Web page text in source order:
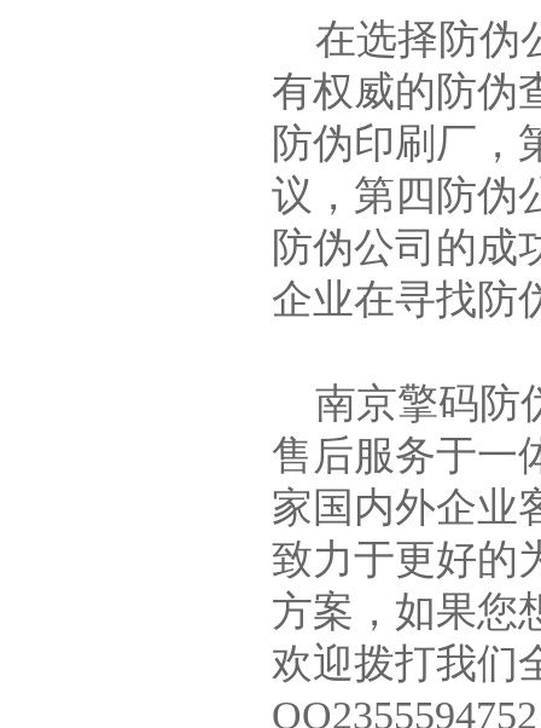
在选择防伪
有权威的防伪
防伪印刷厂，
议，第四防伪
防伪公司的成
企业在寻找防
南京擎码防
售后服务于一
家国内外企业
致力于更好的
方案，如果您
欢迎拨打我们